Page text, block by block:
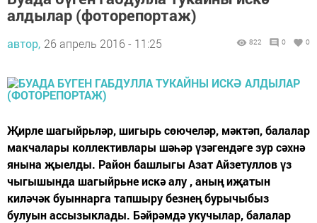
алдылар (фоторепортаж)
автор, 26 апрель 2016 - 11:25 822 0 0
Җирле шагыйрьләр, шигырь сөючеләр, мәктәп, балалар
макчалары коллективлары шәһәр үзәгендәге зур сәхнә
янына җыелды. Район башлыгы Азат Айзетуллов үз
чыгышында шагыйрьне искә алу , аның иҗатын
киләчәк буыннарга тапшыру безнең бурычыбыз
булуын ассызыклады. Бәйрәмдә укучылар, балалар